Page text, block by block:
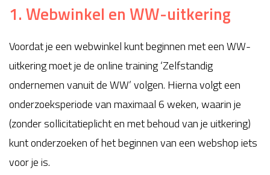
1. Webwinkel en WW-uitkering
Voordat je een webwinkel kunt beginnen met een WW-
uitkering moet je de online training ‘Zelfstandig
ondernemen vanuit de WW’ volgen. Hierna volgt een
onderzoeksperiode van maximaal 6 weken, waarin je
(zonder sollicitatieplicht en met behoud van je uitkering)
kunt onderzoeken of het beginnen van een webshop iets
voor je is.